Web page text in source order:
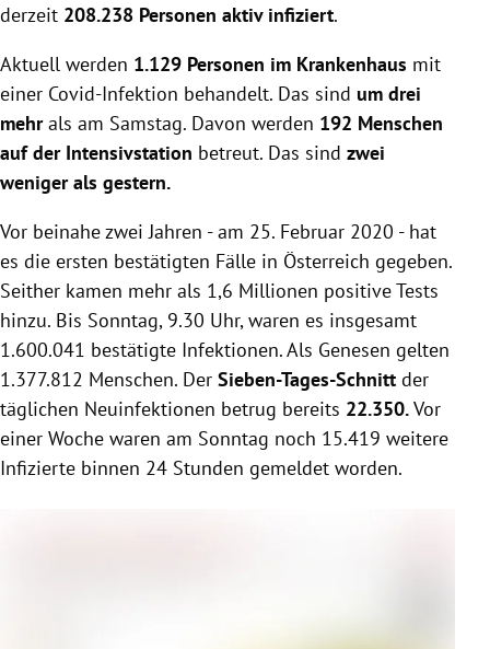
derzeit 208.238 Personen aktiv infiziert.
Aktuell werden 1.129 Personen im Krankenhaus mit
einer Covid-Infektion behandelt. Das sind um drei
mehrals am Samstag. Davon werden 192 Menschen
auf der Intensivstation betreut. Das sind zwei
weniger als gestern.
Vor beinahe zwei Jahren - am 25. Februar 2020 - hat
es die ersten bestätigten Fälle in Österreich gegeben.
Seither kamen mehr als 1,6 Millionen positive Tests
hinzu. Bis Sonntag, 9.30 Uhr, waren es insgesamt
1.600.041 bestätigte Infektionen. Als Genesen gelten
1.377.812 Menschen. Der Sieben-Tages-Schnitt der
täglichen Neuinfektionen betrug bereits 22.350.Vor
einer Woche waren am Sonntag noch 15.419 weitere
Infizierte binnen 24 Stunden gemeldet worden.